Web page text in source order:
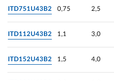
ITD751U43B2 0,75 2,5
ITD112U43B2 1,1 3,0
ITD152U43B2 1,5 4,0